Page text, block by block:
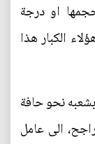
او درجة
الكبار هذا
نحو حافة
الى عامل